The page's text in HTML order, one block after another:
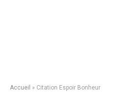
Accueil » Citation Espoir Bonheur